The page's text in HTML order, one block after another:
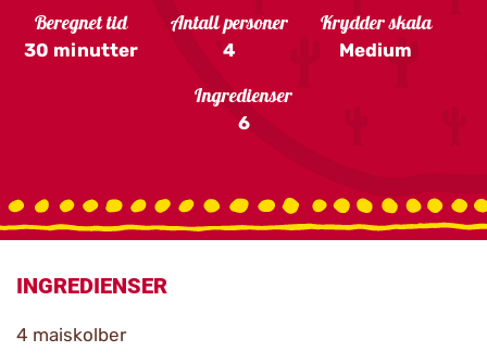
Beregnet tid
30 minutter
Antall personer
4
Krydder skala
Medium
Ingredienser
6
INGREDIENSER
4 maiskolber